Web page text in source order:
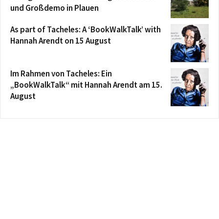
und Großdemo in Plauen
As part of Tacheles: A ‘BookWalkTalk’ with
Hannah Arendt on 15 August
Im Rahmen von Tacheles: Ein
„BookWalkTalk“ mit Hannah Arendt am 15.
August